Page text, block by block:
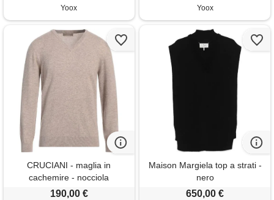
Yoox Yoox
CRUCIANI - maglia in
cachemire - nocciola
190,00 €
Maison Margiela top a strati -
nero
650,00 €